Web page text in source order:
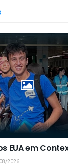
EUA em
2026